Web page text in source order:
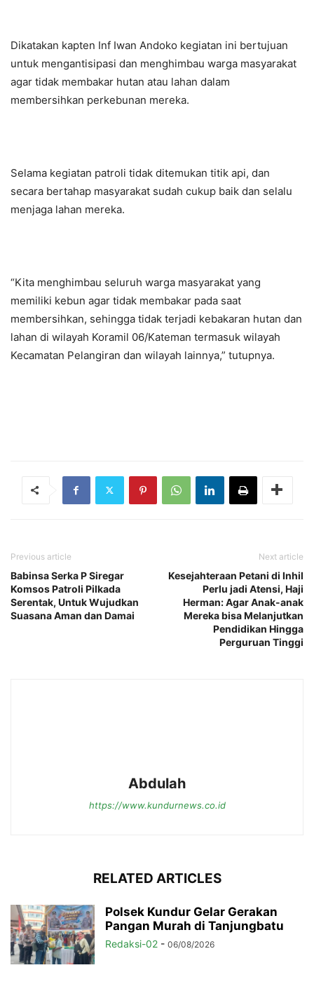
Dikatakan kapten Inf Iwan Andoko kegiatan ini bertujuan
untuk mengantisipasi dan menghimbau warga masyarakat
agar tidak membakar hutan atau lahan dalam
membersihkan perkebunan mereka.
Selama kegiatan patroli tidak ditemukan titik api, dan
secara bertahap masyarakat sudah cukup baik dan selalu
menjaga lahan mereka.
“Kita menghimbau seluruh warga masyarakat yang
memiliki kebun agar tidak membakar pada saat
membersihkan, sehingga tidak terjadi kebakaran hutan dan
lahan di wilayah Koramil 06/Kateman termasuk wilayah
Kecamatan Pelangiran dan wilayah lainnya,” tutupnya.
Previous article
Babinsa Serka P Siregar
Komsos Patroli Pilkada
Serentak, Untuk Wujudkan
Suasana Aman dan Damai
Next article
Kesejahteraan Petani di Inhil
Perlu jadi Atensi, Haji
Herman: Agar Anak-anak
Mereka bisa Melanjutkan
Pendidikan Hingga
Perguruan Tinggi
Abdulah
https://www.kundurnews.co.id
RELATED ARTICLES
Polsek Kundur Gelar Gerakan
Pangan Murah di Tanjungbatu
Redaksi-02 - 06/08/2026